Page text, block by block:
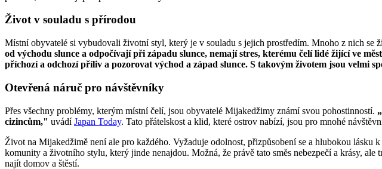
Život v souladu s přírodou
Místní obyvatelé si vybudovali životní styl, který je v souladu s jejich prostředím. Mnoho z nich se
od východu slunce a odpočívají při západu slunce, nemají stres, kterému čelí lidé žijící ve
příchozí a odchozí příliv a pozorovat východ a západ slunce. S takovým životem jsou velmi
Otevřená náruč pro návštěvníky
Přes všechny problémy, kterým místní čelí, jsou obyvatelé Mijakedžimy známí svou pohostinností.
cizincům," uvádíJapan Today. Tato přátelskost a klid, které ostrov nabízí, jsou pro mnohé
Život na Mijakedžimě není ale pro každého. Vyžaduje odolnost, přizpůsobení se a hlubokou
komunity a životního stylu, který jinde nenajdou. Možná, že právě tato směs nebezpečí a krásy,
najít domov a štěstí.